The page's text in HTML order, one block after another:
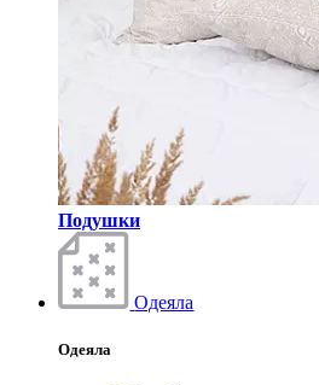
Подушки
Одеяла
Одеяла